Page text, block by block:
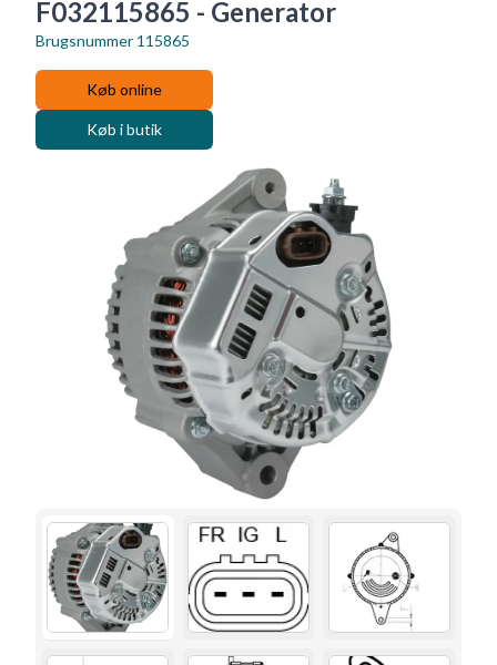
F032115865 - Generator
Brugsnummer 115865
Køb online
Køb i butik